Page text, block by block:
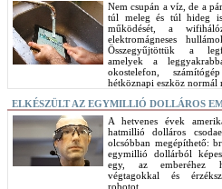
Nem csupán a víz, de a
túl meleg és túl hideg
működését, a
elektromágneses
Összegyűjtöttük a
amelyek a
okostelefon,
hétköznapi eszköz normál
ELKÉSZÜLT AZ EGYMILLIÓ DOLLÁROS
A hetvenes évek
hatmillió dolláros
olcsóbban megépíthető:
egymillió dollárból
egy, az emberéhez
végtagokkal és
robotot.